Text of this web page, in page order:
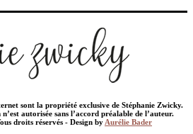
sont la propriété exclusive de Stéphanie Zwicky.
autorisée sans l’accord préalable de l’auteur.
droits réservés - Design byAurélie Bader